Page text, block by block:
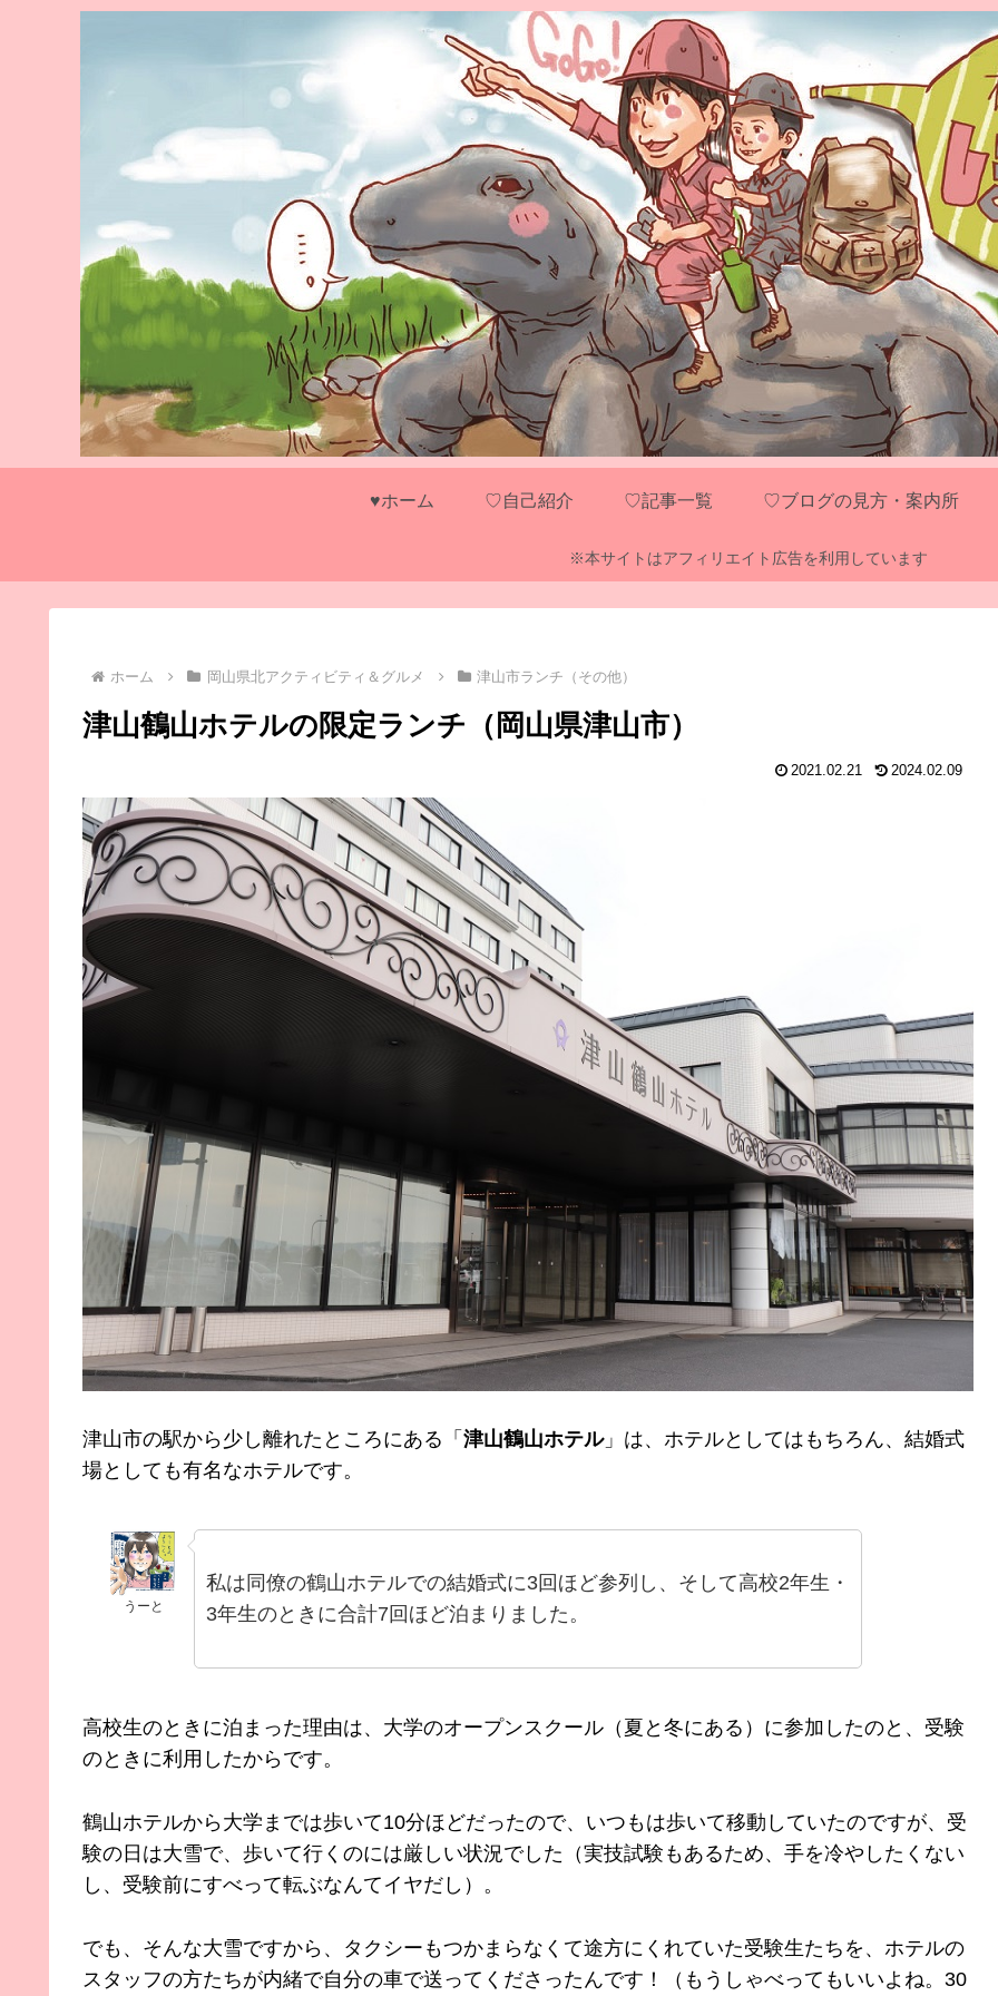
♥ホーム ♡自己紹介 ♡記事一覧 ♡ブログの見方・案内所
※本サイトはアフィリエイト広告を利用しています
ホーム 岡山県北アクティビティ＆グルメ 津山市ランチ（その他）
津山鶴山ホテルの限定ランチ（岡山県津山市）
2021.02.21 2024.02.09
津山市の駅から少し離れたところにある「 津山鶴山ホテル」は、ホテルとしてはもちろん、結婚式
場としても有名なホテルです。
うーと
私は同僚の鶴山ホテルでの結婚式に3回ほど参列し、そして高校2年生・
3年生のときに合計7回ほど泊まりました。
高校生のときに泊まった理由は、大学のオープンスクール（夏と冬にある）に参加したのと、受験
のときに利用したからです。
鶴山ホテルから大学までは歩いて10分ほどだったので、いつもは歩いて移動していたのですが、受
験の日は大雪で、歩いて行くのには厳しい状況でした（実技試験もあるため、手を冷やしたくない
し、受験前にすべって転ぶなんてイヤだし）。
でも、そんな大雪ですから、タクシーもつかまらなくて途方にくれていた受験生たちを、ホテルの
スタッフの方たちが内緒で自分の車で送ってくださったんです！（もうしゃべってもいいよね。30